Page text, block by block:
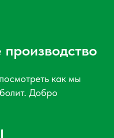
как мы
Добро